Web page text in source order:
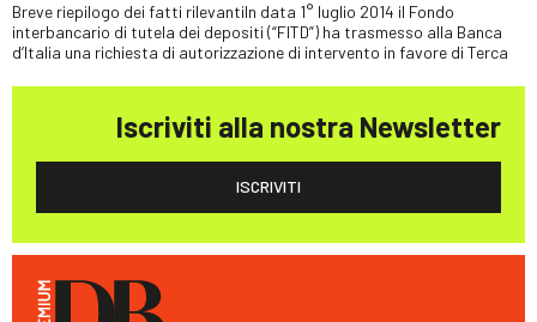
Breve riepilogo dei fatti rilevantiIn data 1° luglio 2014 il Fondo
interbancario di tutela dei depositi (“FITD”) ha trasmesso alla Banca
d’Italia una richiesta di autorizzazione di intervento in favore di Terca
Iscriviti alla nostra Newsletter
ISCRIVITI